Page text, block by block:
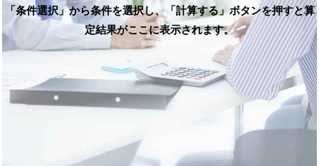
「条件選択」から条件を選択し、「計算する」ボタンを押すと算
定結果がここに表示されます。